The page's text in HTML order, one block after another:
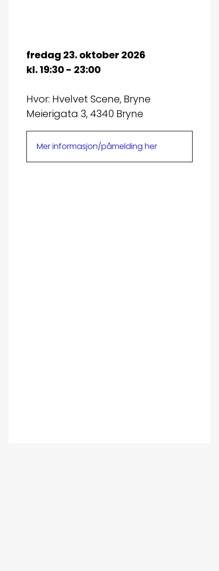
fredag 23. oktober 2026
kl. 19:30 - 23:00
Hvor: Hvelvet Scene, Bryne
Meierigata 3, 4340 Bryne
Mer informasjon/påmelding her